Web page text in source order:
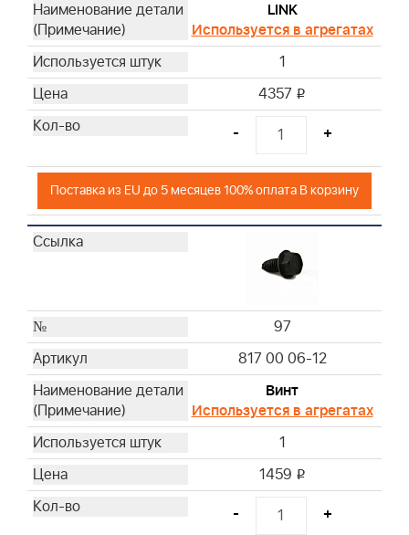
LINK
Используется в агрегатах
1
4357 i
- +
Поставка из EU до 5 месяцев 100% оплата В корзину
97
817 00 06-12
Винт
Используется в агрегатах
1
1459 i
- +